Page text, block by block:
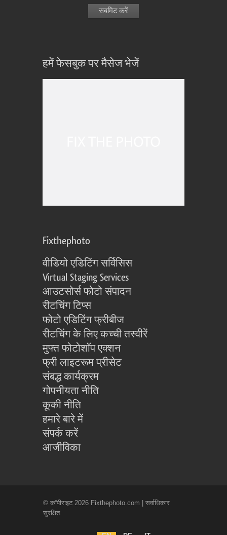
हमें फेसबुक पर मैसेज भेजें
Fixthephoto
वीडियो एडिटिंग सर्विसिस
Virtual Staging Services
आउटसोर्स फोटो संपादन
रीटचिंग टिप्स
फोटो एडिटिंग फ्रीबीज
रीटचिंग के लिए कच्ची तस्वीरें
मुफ्त फोटोशॉप एक्शन
फ्री लाइटरूम प्रीसेट
संबद्ध कार्यक्रम
गोपनीयता नीति
कूकी नीति
हमारे बारे में
संपर्क करें
आजीविका
© कॉपीराइट 2026 Fixthephoto.com | सर्वाधिकार
सुरक्षित.